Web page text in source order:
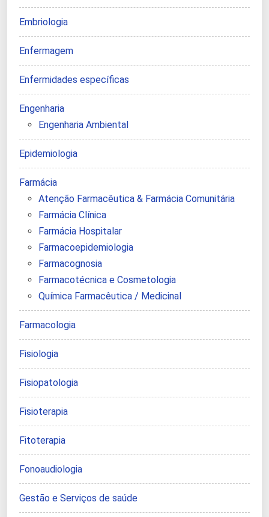
Embriologia
Enfermagem
Enfermidades específicas
Engenharia
Engenharia Ambiental
Epidemiologia
Farmácia
Atenção Farmacêutica & Farmácia Comunitária
Farmácia Clínica
Farmácia Hospitalar
Farmacoepidemiologia
Farmacognosia
Farmacotécnica e Cosmetologia
Química Farmacêutica / Medicinal
Farmacologia
Fisiologia
Fisiopatologia
Fisioterapia
Fitoterapia
Fonoaudiologia
Gestão e Serviços de saúde